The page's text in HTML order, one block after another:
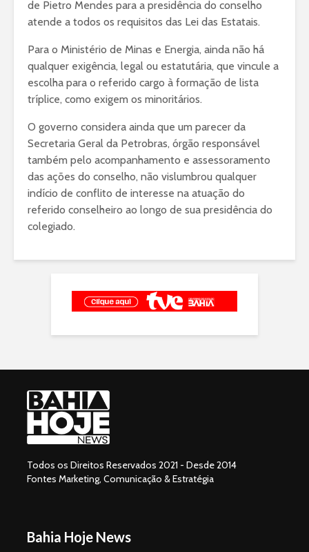
de Pietro Mendes para a presidência do conselho
atende a todos os requisitos das Lei das Estatais.
Para o Ministério de Minas e Energia, ainda não há
qualquer exigência, legal ou estatutária, que vincule a
escolha para o referido cargo à formação de lista
tríplice, como exigem os minoritários.
O governo considera ainda que um parecer da
Secretaria Geral da Petrobras, órgão responsável
também pelo acompanhamento e assessoramento
das ações do conselho, não vislumbrou qualquer
indício de conflito de interesse na atuação do
referido conselheiro ao longo de sua presidência do
colegiado.
Todos os Direitos Reservados 2021 - Desde 2014
Fontes Marketing, Comunicação & Estratégia
Bahia Hoje News